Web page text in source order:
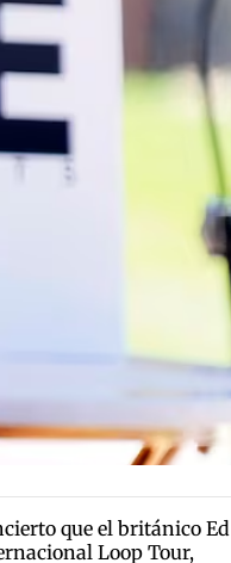
que el británico Ed
Loop Tour,